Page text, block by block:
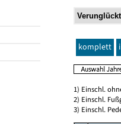
komplett
1) Einschl.
2) Einschl.
3) Einschl.